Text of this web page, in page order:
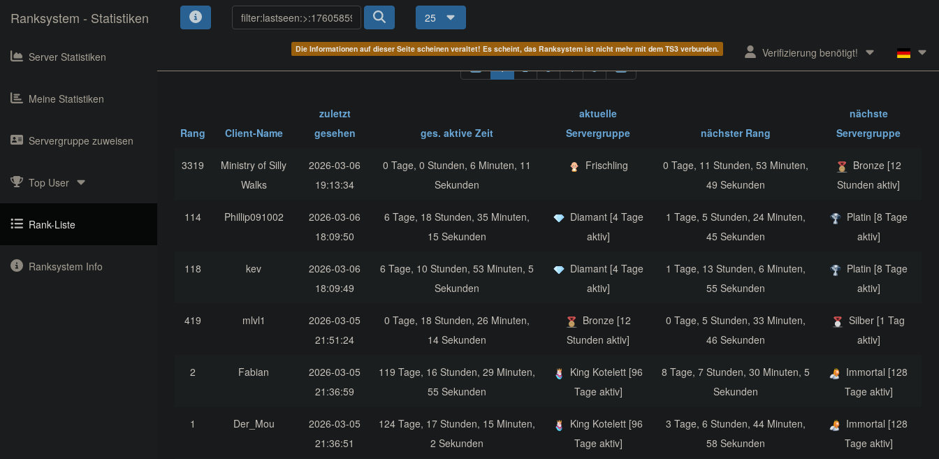
Ranksystem - Statistiken 25
Die Informationen auf dieser Seite scheinen veraltet! Es scheint, das Ranksystem ist nicht mehr mit dem TS3 verbunden. Verifizierung benötigt!
Server Statistiken
Meine Statistiken
Servergruppe zuweisen
Top User
Rank-Liste
Ranksystem Info
1 2 3 4 5
Rang Client-Name
zuletzt
gesehen
ges. aktive Zeit
aktuelle
Servergruppe
nächster Rang
nächste
Servergruppe
3319
Ministry of Silly
Walks
2026-03-06
19:13:34
0 Tage, 0 Stunden, 6 Minuten, 11
Sekunden
Frischling
0 Tage, 11 Stunden, 53 Minuten,
49 Sekunden
Bronze [12
Stunden aktiv]
114 Phillip091002
2026-03-06
18:09:50
6 Tage, 18 Stunden, 35 Minuten,
15 Sekunden
Diamant [4 Tage
aktiv]
1 Tage, 5 Stunden, 24 Minuten,
45 Sekunden
Platin [8 Tage
aktiv]
118 kev
2026-03-06
18:09:49
6 Tage, 10 Stunden, 53 Minuten, 5
Sekunden
Diamant [4 Tage
aktiv]
1 Tage, 13 Stunden, 6 Minuten,
55 Sekunden
Platin [8 Tage
aktiv]
419 mlvl1
2026-03-05
21:51:24
0 Tage, 18 Stunden, 26 Minuten,
14 Sekunden
Bronze [12
Stunden aktiv]
0 Tage, 5 Stunden, 33 Minuten,
46 Sekunden
Silber [1 Tag
aktiv]
2 Fabian
2026-03-05
21:36:59
119 Tage, 16 Stunden, 29 Minuten,
55 Sekunden
King Kotelett [96
Tage aktiv]
8 Tage, 7 Stunden, 30 Minuten, 5
Sekunden
Immortal [128
Tage aktiv]
1 Der_Mou
2026-03-05
21:36:51
124 Tage, 17 Stunden, 15 Minuten,
2 Sekunden
King Kotelett [96
Tage aktiv]
3 Tage, 6 Stunden, 44 Minuten,
58 Sekunden
Immortal [128
Tage aktiv]